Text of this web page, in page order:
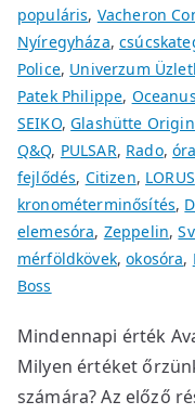
populáris, Vacheron
Nyíregyháza,
Police, Univerzum
Patek Philippe, Oceanus
SEIKO,Glashütte
Q&Q, PULSAR, Rado,óra
fejlődés, Citizen, LORUS
kronométerminősítés,
elemesóra, Zeppelin,
mérföldkövek,okosóra,
Boss
Mindennapi érték
Milyen értéket
számára? Az előző